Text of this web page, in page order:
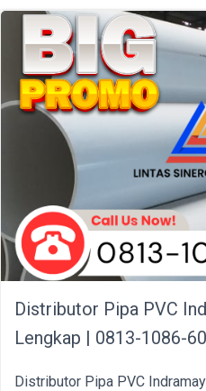
Distributor Pipa PVC
Lengkap | 0813-1086-
Distributor Pipa PVC